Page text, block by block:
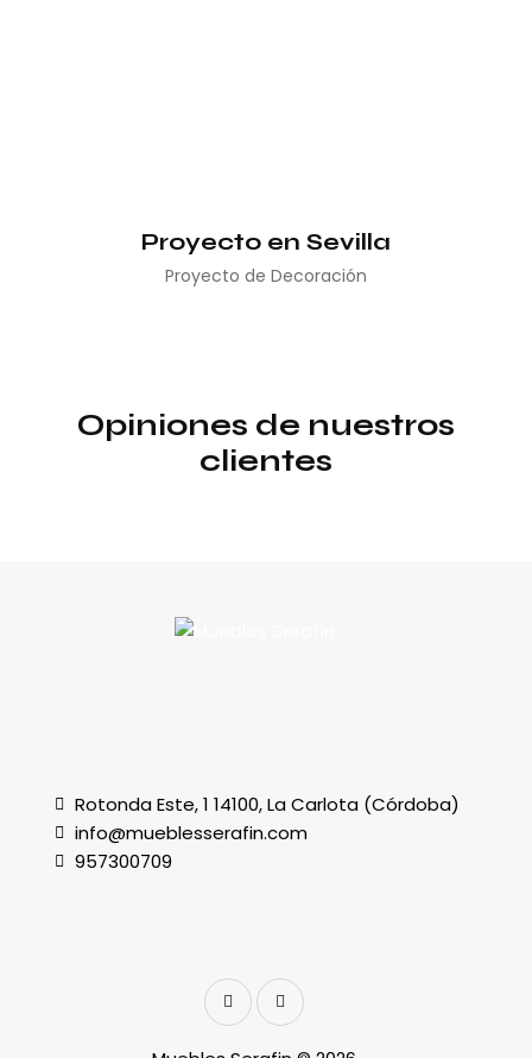
Proyecto en Sevilla
Proyecto de Decoración
Opiniones de nuestros
clientes
Rotonda Este, 1 14100, La Carlota (Córdoba)
info@mueblesserafin.com
957300709